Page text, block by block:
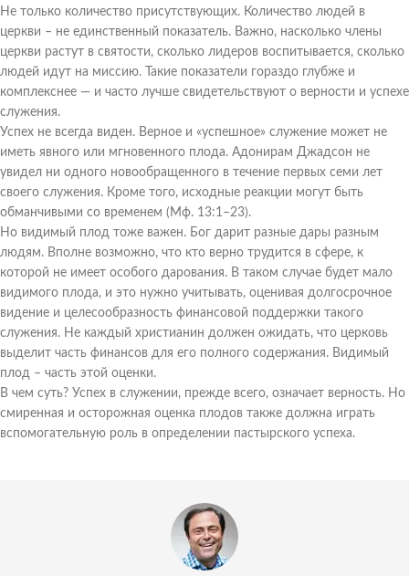
Не только количество присутствующих. Количество людей в
церкви – не единственный показатель. Важно, насколько члены
церкви растут в святости, сколько лидеров воспитывается, сколько
людей идут на миссию. Такие показатели гораздо глубже и
комплекснее — и часто лучше свидетельствуют о верности и успехе
служения.
Успех не всегда виден. Верное и «успешное» служение может не
иметь явного или мгновенного плода. Адонирам Джадсон не
увидел ни одного новообращенного в течение первых семи лет
своего служения. Кроме того, исходные реакции могут быть
обманчивыми со временем (Мф. 13:1–23).
Но видимый плод тоже важен. Бог дарит разные дары разным
людям. Вполне возможно, что кто верно трудится в сфере, к
которой не имеет особого дарования. В таком случае будет мало
видимого плода, и это нужно учитывать, оценивая долгосрочное
видение и целесообразность финансовой поддержки такого
служения. Не каждый христианин должен ожидать, что церковь
выделит часть финансов для его полного содержания. Видимый
плод – часть этой оценки.
В чем суть? Успех в служении, прежде всего, означает верность. Но
смиренная и осторожная оценка плодов также должна играть
вспомогательную роль в определении пастырского успеха.